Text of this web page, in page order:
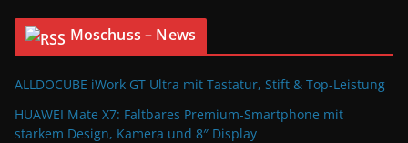
Moschuss – News
ALLDOCUBE iWork GT Ultra mit Tastatur, Stift & Top-Leistung
HUAWEI Mate X7: Faltbares Premium-Smartphone mit
starkem Design, Kamera und 8″ Display